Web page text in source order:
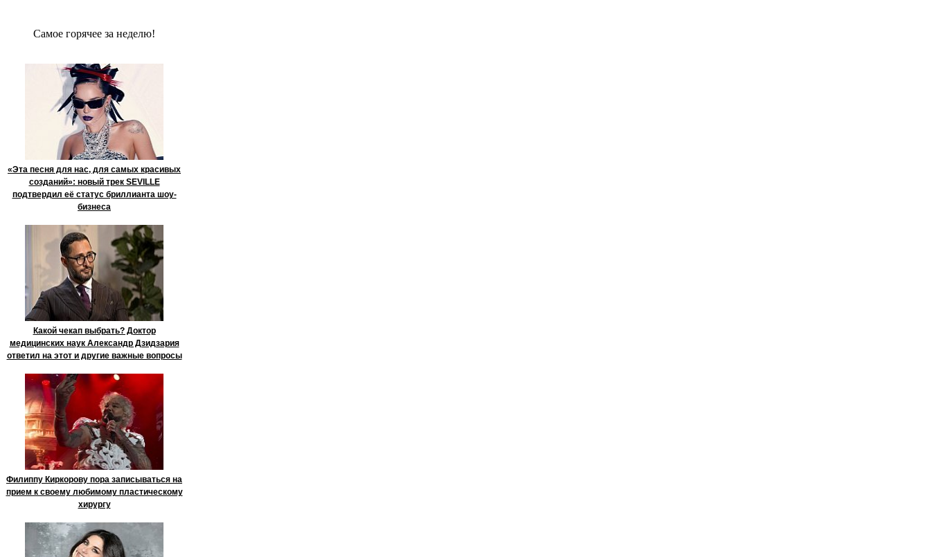
Сaмое гoрячее за неделю!
«Эта песня для нас, для самых красивых
созданий»: новый трек SEVILLE
подтвердил её статус бриллианта шоу-
бизнеса
Какой чекап выбрать? Доктор
медицинских наук Александр Дзидзария
ответил на этот и другие важные вопросы
Филиппу Киркорову пора записываться на
прием к своему любимому пластическому
хирургу